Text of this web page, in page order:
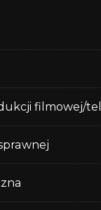
filmowej/